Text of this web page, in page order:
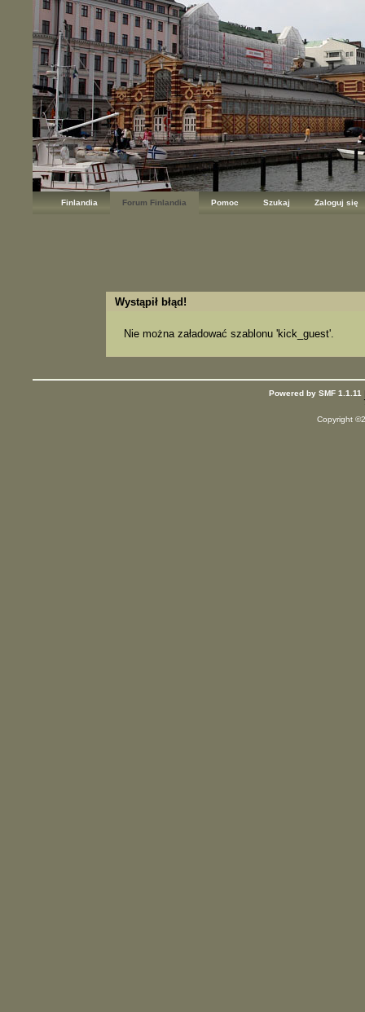
Finlandia Forum Finlandia Pomoc Szukaj Zaloguj się
Wystąpił błąd!
Nie można załadować szablonu 'kick_guest'.
Powered by SMF 1.1.11
Copyright